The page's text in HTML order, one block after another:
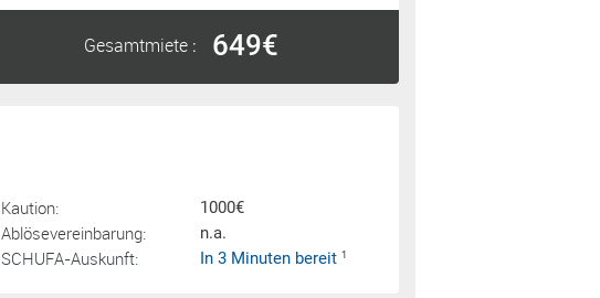
Gesamtmiete : 649€
Kaution: 1000€
Ablösevereinbarung: n.a.
SCHUFA-Auskunft: In 3 Minuten bereit 1